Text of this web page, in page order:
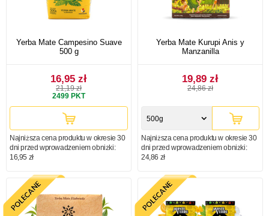
Yerba Mate Campesino Suave
500 g
16,95 zł
21,19 zł
2499 PKT
Najniższa cena produktu w okresie 30
dni przed wprowadzeniem obniżki:
16,95 zł
Yerba Mate Kurupi Anis y
Manzanilla
19,89 zł
24,86 zł
500g
Najniższa cena produktu w okresie 30
dni przed wprowadzeniem obniżki:
24,86 zł